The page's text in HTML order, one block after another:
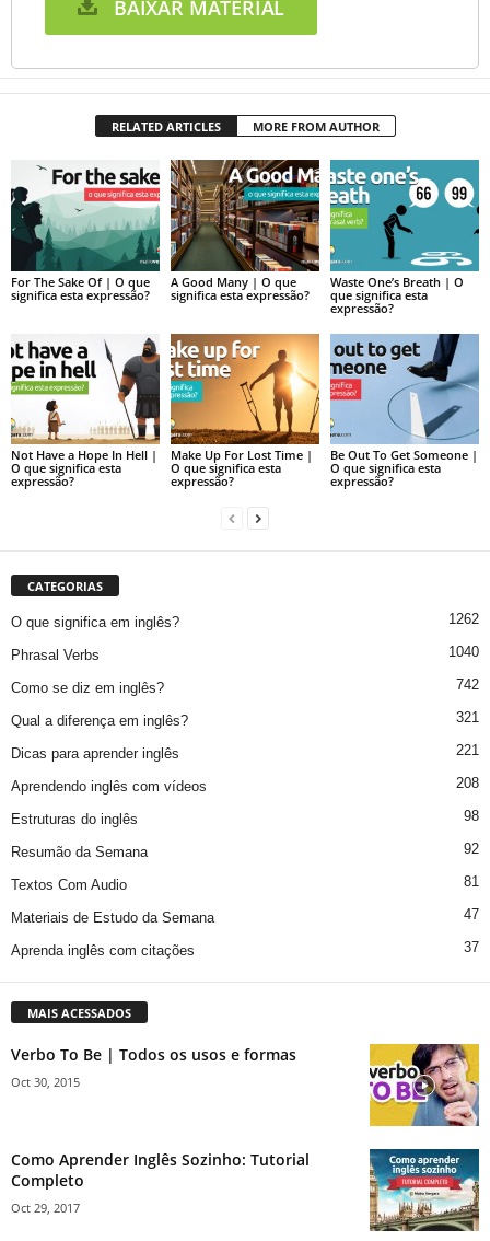
BAIXAR MATERIAL
RELATED ARTICLES MORE FROM AUTHOR
For The Sake Of | O que
significa esta expressão?
A Good Many | O que
significa esta expressão?
Waste One’s Breath | O
que significa esta
expressão?
Not Have a Hope In Hell |
O que significa esta
expressão?
Make Up For Lost Time |
O que significa esta
expressão?
Be Out To Get Someone |
O que significa esta
expressão?
CATEGORIAS
O que significa em inglês? 1262
Phrasal Verbs 1040
Como se diz em inglês? 742
Qual a diferença em inglês? 321
Dicas para aprender inglês 221
Aprendendo inglês com vídeos 208
Estruturas do inglês 98
Resumão da Semana 92
Textos Com Audio 81
Materiais de Estudo da Semana 47
Aprenda inglês com citações 37
MAIS ACESSADOS
Verbo To Be | Todos os usos e formas
Oct 30, 2015
Como Aprender Inglês Sozinho: Tutorial
Completo
Oct 29, 2017